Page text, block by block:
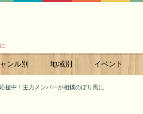
ンル別 地域別 イベント
援中！主力メンバーが相撲のぼり風に